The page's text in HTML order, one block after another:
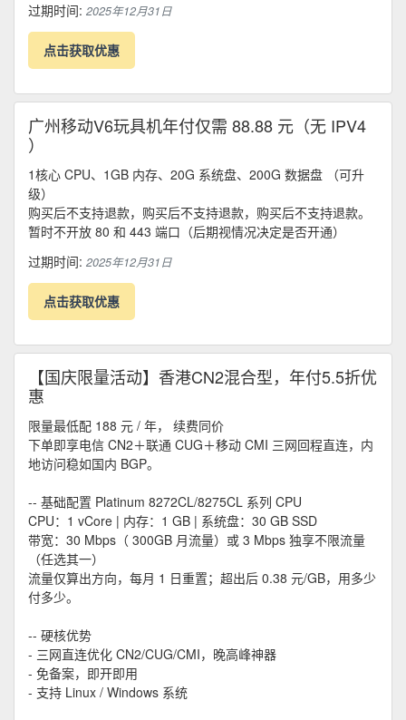
过期时间: 2025年12月31日
点击获取优惠
广州移动V6玩具机年付仅需 88.88 元（无 IPV4
）
1核心 CPU、1GB 内存、20G 系统盘、200G 数据盘 （可升
级）
购买后不支持退款，购买后不支持退款，购买后不支持退款。
暂时不开放 80 和 443 端口（后期视情况决定是否开通）
过期时间: 2025年12月31日
点击获取优惠
【国庆限量活动】香港CN2混合型，年付5.5折优
惠
限量最低配 188 元 / 年， 续费同价
下单即享电信 CN2＋联通 CUG＋移动 CMI 三网回程直连，内
地访问稳如国内 BGP。
-- 基础配置 Platinum 8272CL/8275CL 系列 CPU
CPU：1 vCore | 内存：1 GB | 系统盘：30 GB SSD
带宽：30 Mbps（ 300GB 月流量）或 3 Mbps 独享不限流量
（任选其一）
流量仅算出方向，每月 1 日重置；超出后 0.38 元/GB，用多少
付多少。
-- 硬核优势
- 三网直连优化 CN2/CUG/CMI，晚高峰神器
- 免备案，即开即用
- 支持 Linux / Windows 系统